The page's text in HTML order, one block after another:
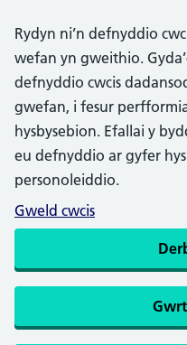
Rydyn ni’n defnyddio
wefan yn gweithio.
defnyddio cwcis
gwefan, i fesur
hysbysebion. Efallai y
eu defnyddio ar gyfer
personoleiddio.
Gweld cwcis